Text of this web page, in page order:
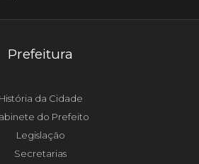
Prefeitura
História da Cidade
do Prefeito
Legislação
Secretarias